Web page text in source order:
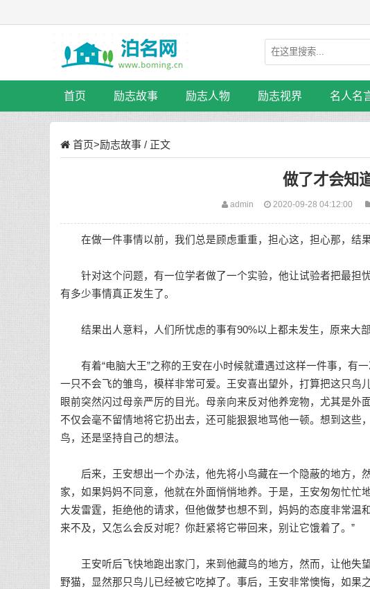
首页 励志故事 励志人物 励志视界 名人名
首页>励志故事 / 正文
做了才会知
admin 2020-09-28 04:12:00
在做一件事情以前，我们总是顾虑重重，担心这，担心那，结果
针对这个问题，有一位学者做了一个实验，他让试验者把最担
有多少事情真正发生了。
结果出人意料，人们所忧虑的事有90%以上都未发生，原来大部
有着“电脑大王”之称的王安在小时候就遭遇过这样一件事，有
一只不会飞的雏鸟，模样非常可爱。王安喜出望外，打算把这只鸟
眼前突然闪过母亲严厉的目光。母亲向来反对他养宠物，尤其是外
不仅会毫不留情地将它扔出去，还可能狠狠地骂他一顿。想到这些
鸟，还是坚持自己的想法。
后来，王安想出一个办法，他先将小鸟藏在一个隐蔽的地方，
家，如果妈妈不同意，他就在外面悄悄地养。于是，王安匆匆忙忙
大发雷霆，拒绝他的请求，但他做梦也想不到，妈妈的态度非常温
来不及，又怎么会反对呢？你赶紧将它带回来，别让它饿着了。”
王安听后飞快地跑出家门，来到他藏鸟的地方，然而，让他失
野猫，显然那只鸟儿已经被它吃掉了。事后，王安非常懊悔，如果